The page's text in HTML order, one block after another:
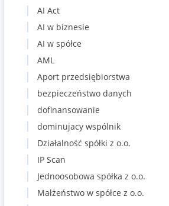
AI Act
AI w biznesie
AI w spółce
AML
Aport przedsiębiorstwa
bezpieczeństwo danych
dofinansowanie
dominujacy wspólnik
Działalność spółki z o.o.
IP Scan
Jednoosobowa spółka z o.o.
Małżeństwo w spółce z o.o.